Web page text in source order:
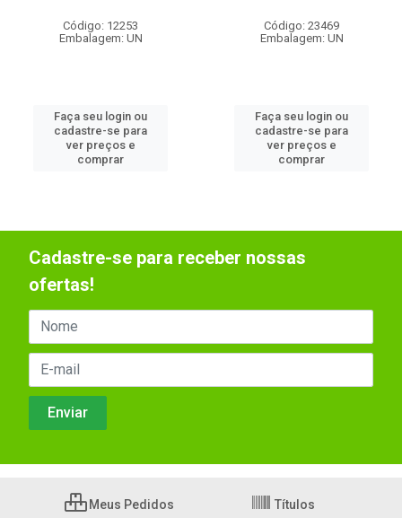
Código: 12253
Embalagem: UN
Faça seu login ou
cadastre-se para
ver preços e
comprar
Código: 23469
Embalagem: UN
Faça seu login ou
cadastre-se para
ver preços e
comprar
Cadastre-se para receber nossas
ofertas!
Meus Pedidos Títulos